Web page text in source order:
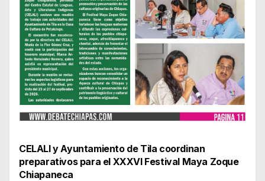
CELALI y Ayuntamiento de Tila coordinan
preparativos para el XXXVI Festival Maya Zoque
Chiapaneca